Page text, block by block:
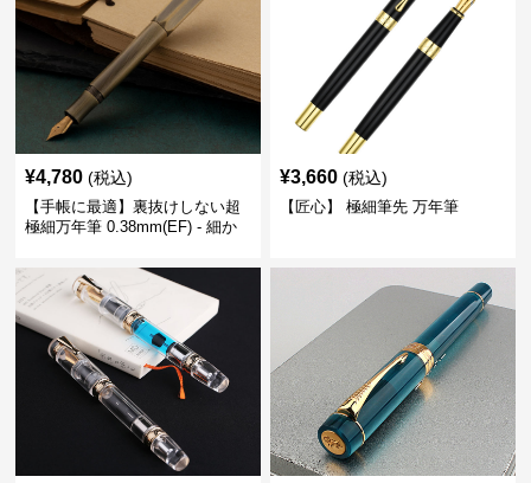
¥4,780 (税込)
【手帳に最適】裏抜けしない超
極細万年筆 0.38mm(EF) - 細か
¥3,660 (税込)
【匠心】 極細筆先 万年筆